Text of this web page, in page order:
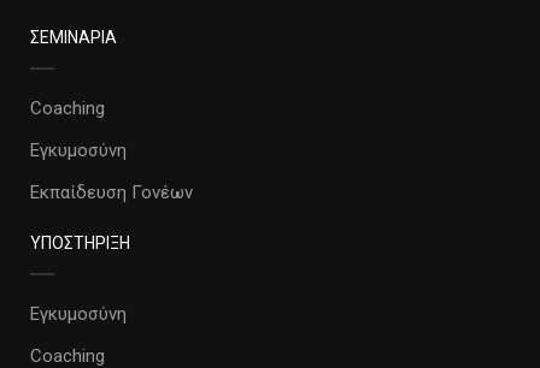
ΣΕΜΙΝΑΡΙΑ
Coaching
Εγκυμοσύνη
Εκπαίδευση Γονέων
ΥΠΟΣΤΗΡΙΞΗ
Εγκυμοσύνη
Coaching